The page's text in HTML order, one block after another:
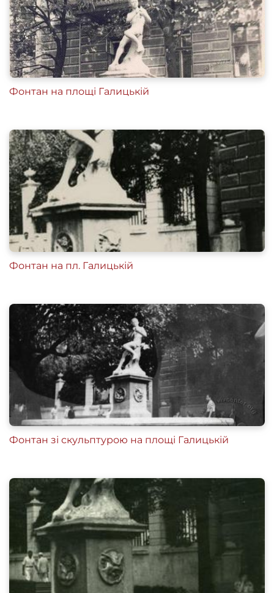
Фонтан на площі Галицькій
Фонтан на пл. Галицькій
Фонтан зі скульптурою на площі Галицькій